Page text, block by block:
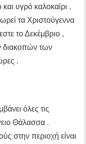
υγρό καλοκαίρι .
τα Χριστούγεννα
το Δεκέμβριο ,
διακοπών των
.
όλες τις
Θάλασσα .
στην περιοχή είναι